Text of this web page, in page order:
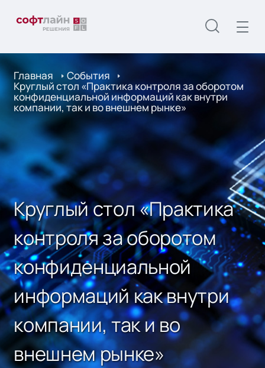
Главная События
Круглый стол «Практика контроля за оборотом
конфиденциальной информаций как внутри
компании, так и во внешнем рынке»
Круглый стол «Практика
контроля за оборотом
конфиденциальной
информаций как внутри
компании, так и во
внешнем рынке»